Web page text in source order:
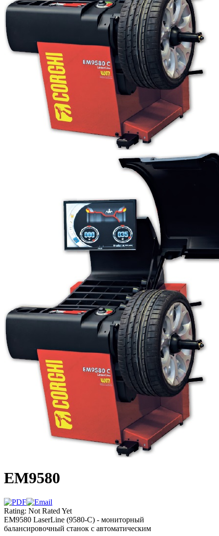
EM9580
Rating: Not Rated Yet
ЕМ9580 LaserLine (9580-C) - мониторный
балансировочный станок с автоматическим